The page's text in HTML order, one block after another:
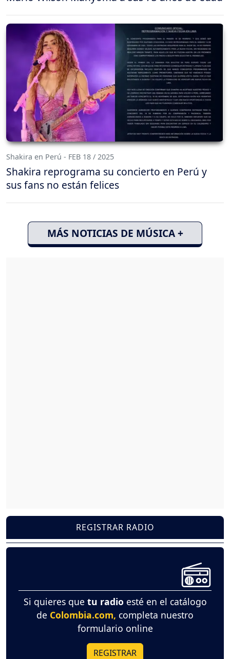
Shakira en Perú - FEB 18 / 2025
Shakira reprograma su concierto en Perú y
sus fans no están felices
MÁS NOTICIAS DE MÚSICA +
REGISTRAR RADIO
Si quieres que tu radio esté en el catálogo
de Colombia.com, completa nuestro
formulario online
REGISTRAR